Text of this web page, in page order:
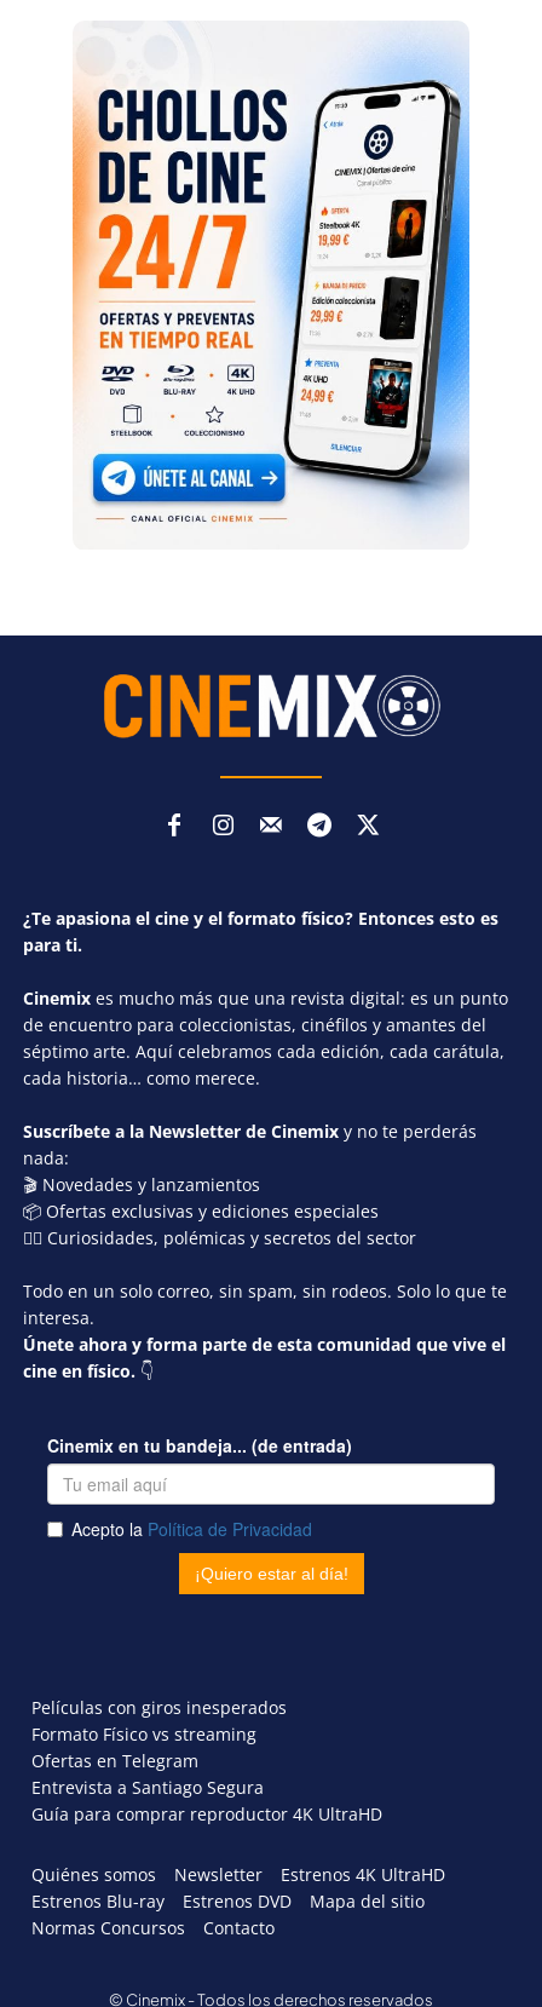
¿Te apasiona el cine y el formato físico? Entonces esto es
para ti.
Cinemix es mucho más que una revista digital: es un punto
de encuentro para coleccionistas, cinéfilos y amantes del
séptimo arte. Aquí celebramos cada edición, cada carátula,
cada historia… como merece.
Suscríbete a la Newsletter de Cinemix y no te perderás
nada:
🎬 Novedades y lanzamientos
📦 Ofertas exclusivas y ediciones especiales
🕵️‍♂️ Curiosidades, polémicas y secretos del sector
Todo en un solo correo, sin spam, sin rodeos. Solo lo que te
interesa.
Únete ahora y forma parte de esta comunidad que vive el
cine en físico. 👇
Películas con giros inesperados
Formato Físico vs streaming
Ofertas en Telegram
Entrevista a Santiago Segura
Guía para comprar reproductor 4K UltraHD
Quiénes somos Newsletter
Estrenos 4K UltraHD
Estrenos Blu-ray
Estrenos DVD
Mapa del sitio
Normas Concursos
Contacto
© Cinemix - Todos los derechos reservados